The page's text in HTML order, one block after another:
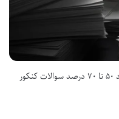
چند درصد سوالات کنکور تکراری است؟ حدود ۵۰ تا ۷۰ درصد سوالات کنکور